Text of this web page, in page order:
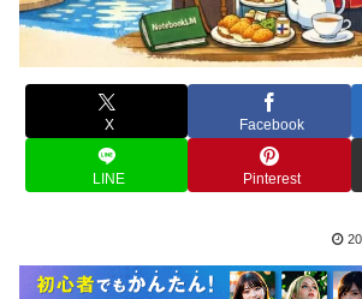
X Facebook
LINE Pinterest